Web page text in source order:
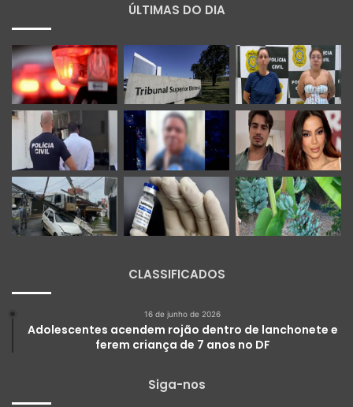
ÚLTIMAS DO DIA
CLASSIFICADOS
16 de junho de 2026
Adolescentes acendem rojão dentro de lanchonete e
ferem criança de 7 anos no DF
Siga-nos